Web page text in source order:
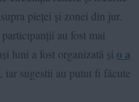
pieței și zonei din jur.
au fost mai
luni a fost organizată și o a
, iar sugestii au putut fi făcute